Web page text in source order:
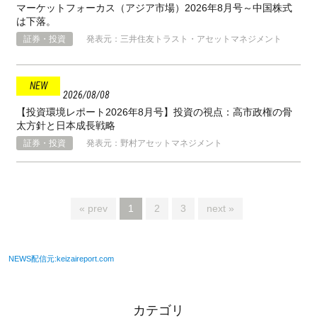
マーケットフォーカス（アジア市場）2026年8月号～中国株式
は下落。
証券・投資 発表元：三井住友トラスト・アセットマネジメント
2026 08 08
【投資環境レポート2026年8月号】投資の視点：高市政権の骨
太方針と⽇本成⻑戦略
証券・投資 発表元：野村アセットマネジメント
« prev 1 2 3 next »
NEWS配信元:keizaireport.com
カテゴリ